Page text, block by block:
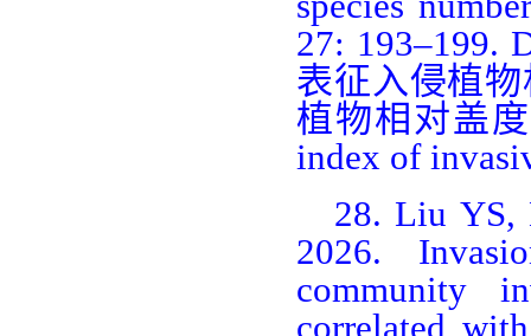
27: 193–199.
表征入侵植
植物相对盖
index of
28. Liu YS,
2026.
community
correlated